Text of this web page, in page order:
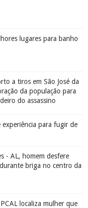
lugares para banho
a tiros em São José da
da população para
do assassino
para fugir de
- AL, homem desfere
briga no centro da
localiza mulher que